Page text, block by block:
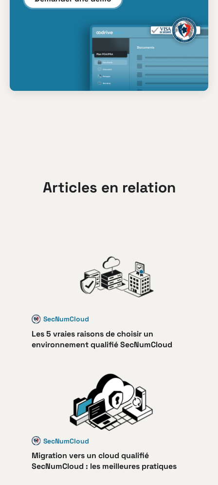
Articles en relation
SecNumCloud
Les 5 vraies raisons de choisir un
environnement qualifié SecNumCloud
SecNumCloud
Migration vers un cloud qualifié
SecNumCloud : les meilleures pratiques